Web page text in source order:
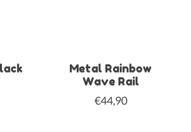
Metal Rainbow
Wave Rail
€44,90